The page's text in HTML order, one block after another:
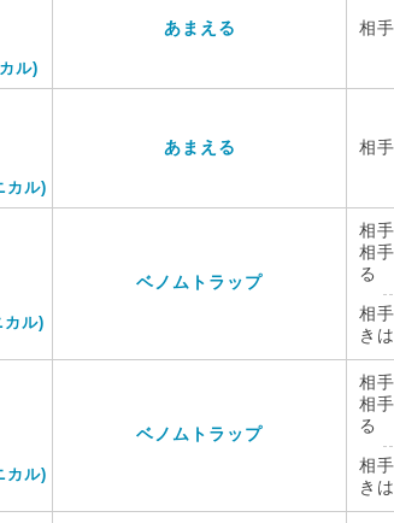
ル)
あまえる 相
カル)
あまえる 相
カル)
ベノムトラップ
相
相
る
相
き
カル)
ベノムトラップ
相
相
る
相
き